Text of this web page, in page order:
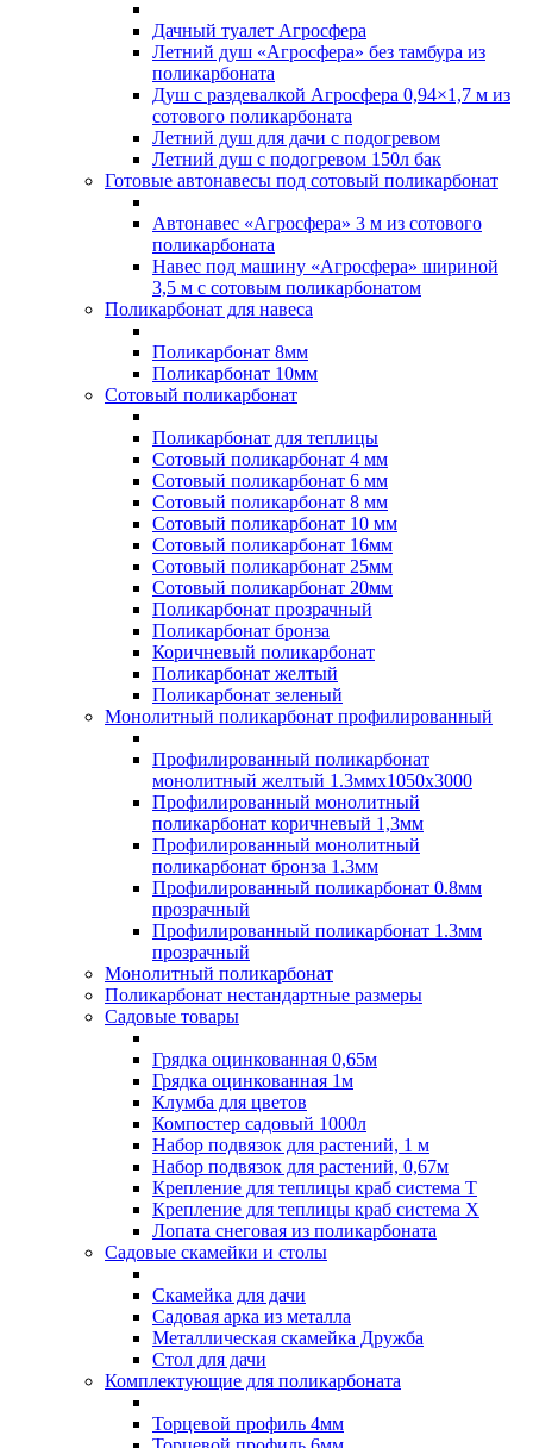
Дачный туалет Агросфера
Летний душ «Агросфера» без тамбура из
поликарбоната
Душ с раздевалкой Агросфера 0,94×1,7 м из
сотового поликарбоната
Летний душ для дачи с подогревом
Летний душ с подогревом 150л бак
Готовые автонавесы под сотовый поликарбонат
Автонавес «Агросфера» 3 м из сотового
поликарбоната
Навес под машину «Агросфера» шириной
3,5 м с сотовым поликарбонатом
Поликарбонат для навеса
Поликарбонат 8мм
Поликарбонат 10мм
Сотовый поликарбонат
Поликарбонат для теплицы
Сотовый поликарбонат 4 мм
Сотовый поликарбонат 6 мм
Сотовый поликарбонат 8 мм
Сотовый поликарбонат 10 мм
Сотовый поликарбонат 16мм
Сотовый поликарбонат 25мм
Сотовый поликарбонат 20мм
Поликарбонат прозрачный
Поликарбонат бронза
Коричневый поликарбонат
Поликарбонат желтый
Поликарбонат зеленый
Монолитный поликарбонат профилированный
Профилированный поликарбонат
монолитный желтый 1.3ммх1050х3000
Профилированный монолитный
поликарбонат коричневый 1,3мм
Профилированный монолитный
поликарбонат бронза 1.3мм
Профилированный поликарбонат 0.8мм
прозрачный
Профилированный поликарбонат 1.3мм
прозрачный
Монолитный поликарбонат
Поликарбонат нестандартные размеры
Садовые товары
Грядка оцинкованная 0,65м
Грядка оцинкованная 1м
Клумба для цветов
Компостер садовый 1000л
Набор подвязок для растений, 1 м
Набор подвязок для растений, 0,67м
Крепление для теплицы краб система Т
Крепление для теплицы краб система Х
Лопата снеговая из поликарбоната
Садовые скамейки и столы
Скамейка для дачи
Садовая арка из металла
Металлическая скамейка Дружба
Стол для дачи
Комплектующие для поликарбоната
Торцевой профиль 4мм